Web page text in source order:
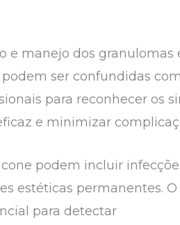
e manejo dos granulomas
ser confundidas com
para reconhecer os
e minimizar
podem incluir
estéticas permanentes. O
para detectar